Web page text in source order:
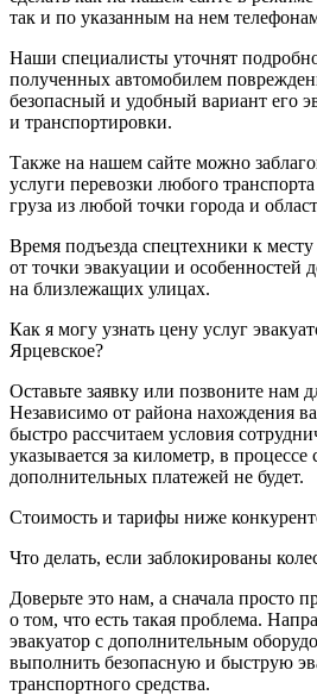
так и по указанным на нем
Наши специалисты уточнят
полученных автомобилем
безопасный и удобный вариант его
и транспортировки.
Также на нашем сайте можно
услуги перевозки любого
груза из любой точки города и
Время подъезда спецтехники к месту
от точки эвакуации и особенностей
на близлежащих улицах.
Как я могу узнать цену услуг
Ярцевское?
Оставьте заявку или позвоните нам
Независимо от района нахождения
быстро рассчитаем условия
указывается за километр, в процессе
дополнительных платежей не будет.
Стоимость и тарифы ниже
Что делать, если заблокированы
Доверьте это нам, а сначала просто
о том, что есть такая проблема.
эвакуатор с дополнительным
выполнить безопасную и быструю
транспортного средства.